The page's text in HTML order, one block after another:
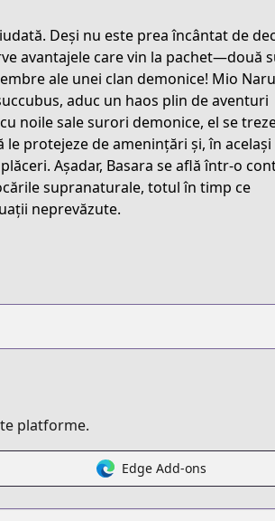
Deși nu este prea încântat de
avantajele care vin la pachet—două
ale unei clan demonice! Mio
aduc un haos plin de aventuri
noile sale surori demonice, el se
protejeze de amenințări și, în același
Așadar, Basara se află într-o
supranaturale, totul în timp ce
neprevăzute.
platforme.
Edge Add-ons